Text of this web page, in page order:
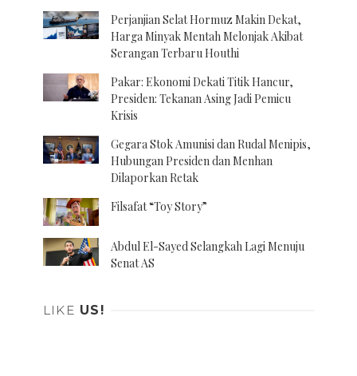
Perjanjian Selat Hormuz Makin Dekat,
Harga Minyak Mentah Melonjak Akibat
Serangan Terbaru Houthi
Pakar: Ekonomi Dekati Titik Hancur,
Presiden: Tekanan Asing Jadi Pemicu
Krisis
Gegara Stok Amunisi dan Rudal Menipis,
Hubungan Presiden dan Menhan
Dilaporkan Retak
Filsafat “Toy Story”
Abdul El-Sayed Selangkah Lagi Menuju
Senat AS
LIKE US!